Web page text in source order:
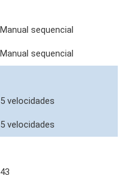
Manual sequencial
Manual sequencial
5 velocidades
5 velocidades
43